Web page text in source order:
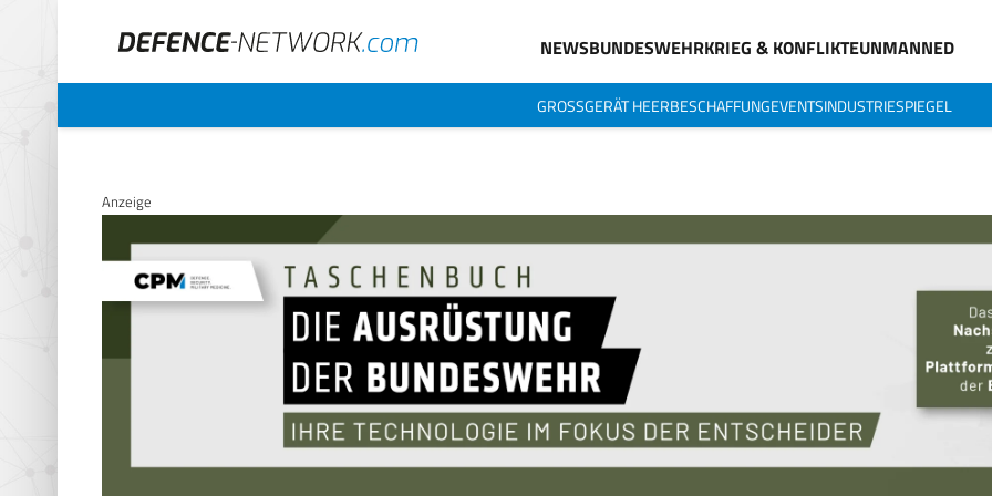
NEWSBUNDESWEHRKRIEG & KONFLIKTEUNMANNED
GROSSGERÄT HEERBESCHAFFUNGEVENTSINDUSTRIESPIEGEL
Anzeige